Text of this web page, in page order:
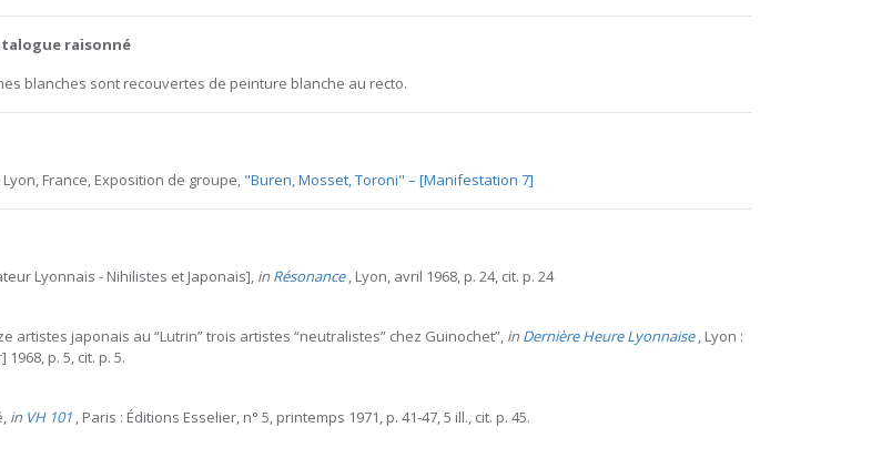
raisonné
blanches sont recouvertes de peinture blanche au recto.
France, Exposition de groupe, "Buren, Mosset, Toroni" – [Manifestation 7]
Lyonnais - Nihilistes et Japonais], in Résonance, Lyon, avril 1968, p. 24, cit. p. 24
artistes japonais au “Lutrin” trois artistes “neutralistes” chez Guinochet”, in Dernière Heure Lyonnaise, Lyon :
p. 5, cit. p. 5.
in VH 101 , Paris : Éditions Esselier, n° 5, printemps 1971, p. 41-47, 5 ill., cit. p. 45.